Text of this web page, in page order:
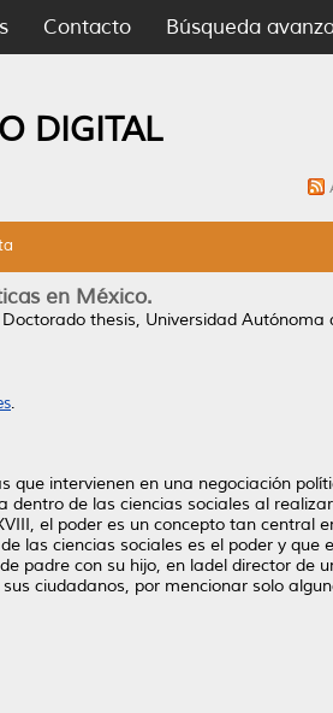
Contacto Búsqueda
DIGITAL
en México.
Doctorado thesis, Universidad Autónoma
.
intervienen en una negociación
de las ciencias sociales al
el poder es un concepto tan central
las ciencias sociales es el poder y que
padre con su hijo, en ladel director de
ciudadanos, por mencionar solo